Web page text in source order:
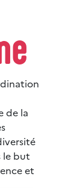
de la
le but
et